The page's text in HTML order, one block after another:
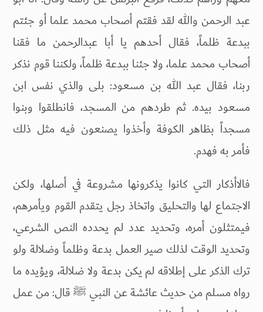
عبد الرحمن والله لقد فقتم أصحاب محمد علما أو جئتم
ببدعة ظلماً، فقال أحدهم يا أبا عبدالرحمن ما فقنا
أصحاب محمد علما، ولا جئنا ببدعة ظلماً، ولكننا قوم نذكر
ربنا، فقال عبد الله بن مسعود: بلى والذي نفس ابن
مسعود بيده. ثم طردهم من المسجد، فانطلقوا وبنوا
مسجداً بظاهر الكوفة وأخذوا يصنعون فيه مثل ذلك
فأمر به فهدم.
فالاأذكار التي كانوا يذكرونها مشروعة في أصلها، ولكن
الاجتماع لها والتحليق واتخاذ رجل يتقدم القوم ويأمرهم،
فيمتثلون أمره، وتحديد عدد لم يحدده النص الشرعي،
وتحديد الوقت لذلك صير العمل بدعة وظلماً وضلالة ولو
ترك الذكر على إطلاقه لم يكن بدعة ولا ضلالة، ويؤيده ما
رواه مسلم من حديث عائشة عن النبي ﷺ قال: من عمل